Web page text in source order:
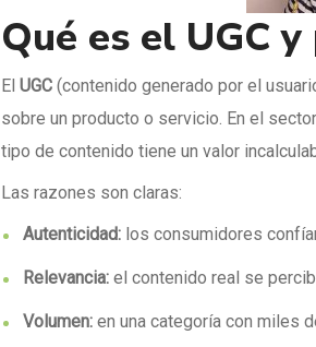
Qué es el UGC
El UGC (contenido generado por el
sobre un producto o servicio. En el
tipo de contenido tiene un valor
Las razones son claras:
Autenticidad: los consumidores
Relevancia: el contenido real se
Volumen: en una categoría con miles